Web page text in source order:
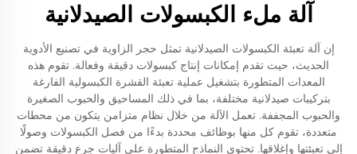
آلة ملء الكبسولات الصيدلانية
إن آلة تعبئة الكبسولات الصيدلانية تمثل حجر الزاوية في تصنيع الأدوية
الحديث، حيث تقدم إمكانات إنتاج كبسولات دقيقة وفعالة. تقوم هذه
المعدات المتطورة بتشغيل عملية تعبئة القشرة الكبسولية الفارغة
بتركيبات صيدلانية مختلفة، بما في ذلك المساحيق والحبوب الصغيرة
والحبوب المجففة. تعمل الآلة من خلال نظام متزامن يتكون من محطات
متعددة، تقوم كل منها بوظائف محددة بدءًا من فصل الكبسولات وصولًا
إلى تعبئتها وإغلاقها. تحتوي النماذج المتطورة على آليات جرع دقيقة تضمن